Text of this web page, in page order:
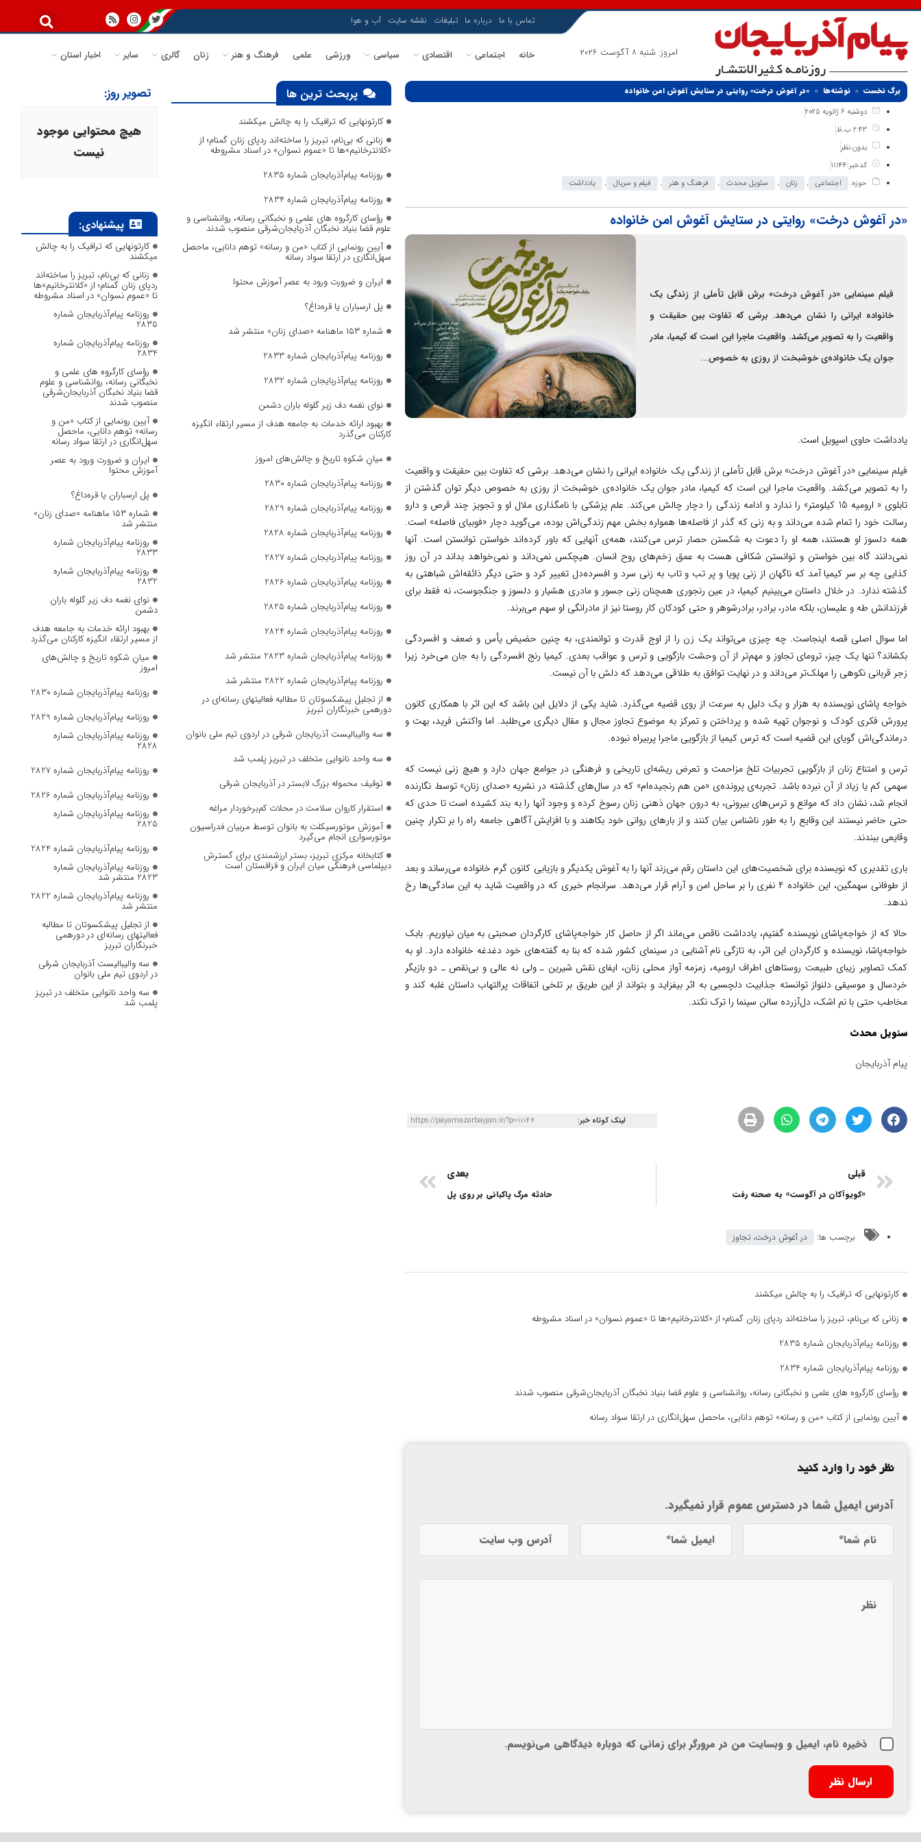
امروز: شنبه 8 آگوست 2026
تماس با ما درباره ما تبلیغات نقشه سایت آب و هوا
خانه اجتماعی اقتصادی سیاسی ورزشی علمی فرهنگ و هنر زنان گالری سایر اخبار استان
برگ نخست نوشته‌ها
«در آغوش درخت» روایتی در ستایش آغوش امن خانواده
دوشنبه 6 ژانویه 2025
2:43 ب.ظ
بدون نظر
کدخبر:11144
حوزه:
اجتماعی , زنان , سئویل محدث , فرهنگ و هنر , فیلم و سریال , یادداشت
«در آغوش درخت» روایتی در ستایش آغوش امن خانواده
فیلم سینمایی «در آغوش درخت» برش قابل تأملی از زندگی یک
خانواده ایرانی را نشان می‌دهد. برشی که تفاوت بین حقیقت و
واقعیت را به تصویر می‌کشد. واقعیت ماجرا این است که کیمیا، مادر
جوان یک خانواده‌ی خوشبخت از روزی به خصوص...
یادداشت حاوی اسپویل است.
فیلم سینمایی «در آغوش درخت» برش قابل تأملی از زندگی یک خانواده ایرانی را نشان می‌دهد. برشی که تفاوت بین حقیقت و واقعیت
را به تصویر می‌کشد. واقعیت ماجرا این است که کیمیا، مادر جوان یک خانواده‌ی خوشبخت از روزی به خصوص دیگر توان گذشتن از
تابلوی « ارومیه 15 کیلومتر» را ندارد و ادامه زندگی را دچار چالش می‌کند. علم پزشکی با نامگذاری ملال او و تجویز چند قرص و دارو
رسالت خود را تمام شده می‌داند و به زنی که گذر از فاصله‌ها همواره بخش مهم زندگی‌اش بوده، می‌گوید دچار «فوبیای فاصله» است.
همه دلسوز او هستند، همه او را دعوت به شکستن حصار ترس می‌کنند، همه‌ی آنهایی که باور کرده‌اند خواستن توانستن است. آنها
نمی‌دانند گاه بین خواستن و توانستن شکافی هست به عمق زخم‌های روح انسان. هیچکس نمی‌داند و نمی‌خواهد بداند در آن روز
کذایی چه بر سر کیمیا آمد که ناگهان از زنی پویا و پر تب و تاب به زنی سرد و افسرده‌دل تغییر کرد و حتی دیگر ذائقه‌اش شباهتی به
گذشته ندارد. در خلال داستان می‌بینیم کیمیا، در عین رنجوری همچنان زنی جسور و مادری هشیار و دلسوز و جنگجوست، نه فقط برای
فرزندانش طه و علیسان، بلکه مادر، برادر، برادرشوهر و حتی کودکان کار روستا نیز از مادرانگی او سهم می‌برند.
اما سوال اصلی قصه اینجاست. چه چیزی می‌تواند یک زن را از اوج قدرت و توانمندی، به چنین حضیض یأس و ضعف و افسردگی
بکشاند؟ تنها یک چیز، ترومای تجاوز و مهم‌تر از آن وحشت بازگویی و ترس و عواقب بعدی. کیمیا رنج افسردگی را به جان می‌خرد زیرا
زجر قربانی نکوهی را مهلک‌تر می‌داند و در نهایت توافق به طلاقی می‌دهد که دلش با آن نیست.
خواجه پاشای نویسنده به هزار و یک دلیل به سرعت از روی قضیه می‌گذرد. شاید یکی از دلایل این باشد که این اثر با همکاری کانون
پرورش فکری کودک و نوجوان تهیه شده و پرداختن و تمرکز به موضوع تجاوز مجال و مقال دیگری می‌طلبد. اما واکنش فرید، بهت و
درماندگی‌اش گویای این قضیه است که ترس کیمیا از بازگویی ماجرا پربیراه نبوده.
ترس و امتناع زنان از بازگویی تجربیات تلخ مزاحمت و تعرض ریشه‌ای تاریخی و فرهنگی در جوامع جهان دارد و هیچ زنی نیست که
سهمی کم یا زیاد از آن نبرده باشد. تجربه‌ی پرونده‌ی «من هم رنجیده‌ام» که در سال‌های گذشته در نشریه «صدای زنان» توسط نگارنده
انجام شد، نشان داد که موانع و ترس‌های بیرونی، به درون جهان ذهنی زنان رسوخ کرده و وجود آنها را به بند کشیده است تا حدی که
حتی حاضر نیستند این وقایع را به طور ناشناس بیان کنند و از بارهای روانی خود بکاهند و با افزایش آگاهی جامعه راه را بر تکرار چنین
وقایعی ببندند.
باری تقدیری که نویسنده برای شخصیت‌های این داستان رقم می‌زند آنها را به آغوش یکدیگر و بازیابی کانون گرم خانواده می‌رساند و بعد
از طوفانی سهمگین، این خانواده 4 نفری را بر ساحل امن و آرام قرار می‌دهد. سرانجام خیری که در واقعیت شاید به این سادگی‌ها رخ
ندهد.
حالا که از خواجه‌پاشای نویسنده گفتیم، یادداشت ناقص می‌ماند اگر از حاصل کار خواجه‌پاشای کارگردان صحبتی به میان نیاوریم. بابک
خواجه‌پاشا، نویسنده و کارگردان این اثر، به تازگی نام آشنایی در سینمای کشور شده که بنا به گفته‌های خود دغدغه خانواده دارد. او به
کمک تصاویر زیبای طبیعت روستاهای اطراف ارومیه، زمزمه آواز محلی زنان، ایفای نقش شیرین ـ ولی نه عالی و بی‌نقص ـ دو بازیگر
خردسال و موسیقی دلنواز توانسته جذابیت دلچسبی به اثر بیفزاید و بتواند از این طریق بر تلخی اتفاقات پرالتهاب داستان غلبه کند و
مخاطب حتی با نم اشک، دل‌آزرده سالن سینما را ترک نکند.
سئویل محدث
پیام آذربایجان
لینک کوتاه خبر: https://payamazarbayjan.ir/?p=11144
قبلی
«کویوآکان در آگوست» به صحنه رفت
بعدی
حادثه‌ مرگ پاکبانی بر روی پل
برچسب ها: در آغوش درخت، تجاوز
کارتونهایی که ترافیک را به چالش میکشند
زنانی که بی‌نام، تبریز را ساخته‌اند ردپای زنان گمنام؛ از «کلانترخانیم»ها تا «عموم نسوان» در اسناد مشروطه
روزنامه پیام‌آذربایجان شماره 2835
روزنامه پیام‌آذربایجان شماره 2834
رؤسای کارگروه های علمی و نخبگانی رسانه، روانشناسی و علوم قضا بنیاد نخبگان آذربایجان‌شرقی منصوب شدند
آیین رونمایی از کتاب «من و رسانه» توهم دانایی، ماحصل سهل‌انگاری در ارتقا سواد رسانه
نظر خود را وارد کنید
آدرس ایمیل شما در دسترس عموم قرار نمیگیرد.
ذخیره نام، ایمیل و وبسایت من در مرورگر برای زمانی که دوباره دیدگاهی می‌نویسم.
پربحث ترین ها
کارتونهایی که ترافیک را به چالش میکشند
زنانی که بی‌نام، تبریز را ساخته‌اند ردپای زنان گمنام؛ از
«کلانترخانیم»ها تا «عموم نسوان» در اسناد مشروطه
روزنامه پیام‌آذربایجان شماره 2835
روزنامه پیام‌آذربایجان شماره 2834
رؤسای کارگروه های علمی و نخبگانی رسانه، روانشناسی و
علوم قضا بنیاد نخبگان آذربایجان‌شرقی منصوب شدند
آیین رونمایی از کتاب «من و رسانه» توهم دانایی، ماحصل
سهل‌انگاری در ارتقا سواد رسانه
ایران و ضرورت ورود به عصر آموزش محتوا
پل ارسباران یا قره‌داغ؟
شماره ۱۵۳ ماهنامه «صدای زنان» منتشر شد
روزنامه پیام‌آذربایجان شماره 2833
روزنامه پیام‌آذربایجان شماره 2832
نوای نغمه دف زیر گلوله باران دشمن
بهبود ارائه خدمات به جامعه هدف از مسیر ارتقاء انگیزه
کارکنان می‌گذرد
میانِ شکوهِ تاریخ و چالش‌های امروز
روزنامه پیام‌آذربایجان شماره 2830
روزنامه پیام‌آذربایجان شماره 2829
روزنامه پیام‌آذربایجان شماره 2828
روزنامه پیام‌آذربایجان شماره 2827
روزنامه پیام‌آذربایجان شماره 2826
روزنامه پیام‌آذربایجان شماره 2825
روزنامه پیام‌آذربایجان شماره 2824
روزنامه پیام‌آذربایجان شماره 2823 منتشر شد
روزنامه پیام‌آذربایجان شماره 2822 منتشر شد
از تجلیل پیشکسوتان تا مطالبه فعالیتهای رسانه‌ای در
دورهمی خبرنگاران تبریز
سه والیبالیست آذربایجان‌ شرقی در اردوی تیم ملی بانوان
سه واحد نانوایی متخلف در تبریز پلمب شد
توقیف محموله بزرگ لابستر در آذربایجان شرقی
استقرار کاروان سلامت در محلات کم‌برخوردار مراغه
آموزش موتورسیکلت به بانوان توسط مربیان فدراسیون
موتورسواری انجام می‌گیرد
کتابخانه مرکزی تبریز، بستر ارزشمندی برای گسترش
دیپلماسی فرهنگی میان ایران و قزاقستان است
تصویر روز:
هیچ محتوایی موجود
نیست
پیشنهادی:
کارتونهایی که ترافیک را به چالش
میکشند
زنانی که بی‌نام، تبریز را ساخته‌اند
ردپای زنان گمنام؛ از «کلانترخانیم»ها
تا «عموم نسوان» در اسناد مشروطه
روزنامه پیام‌آذربایجان شماره
2835
روزنامه پیام‌آذربایجان شماره
2834
رؤسای کارگروه های علمی و
نخبگانی رسانه، روانشناسی و علوم
قضا بنیاد نخبگان آذربایجان‌شرقی
منصوب شدند
آیین رونمایی از کتاب «من و
رسانه» توهم دانایی، ماحصل
سهل‌انگاری در ارتقا سواد رسانه
ایران و ضرورت ورود به عصر
آموزش محتوا
پل ارسباران یا قره‌داغ؟
شماره ۱۵۳ ماهنامه «صدای زنان»
منتشر شد
روزنامه پیام‌آذربایجان شماره
2833
روزنامه پیام‌آذربایجان شماره
2832
نوای نغمه دف زیر گلوله باران
دشمن
بهبود ارائه خدمات به جامعه هدف
از مسیر ارتقاء انگیزه کارکنان می‌گذرد
میانِ شکوهِ تاریخ و چالش‌های
امروز
روزنامه پیام‌آذربایجان شماره 2830
روزنامه پیام‌آذربایجان شماره 2829
روزنامه پیام‌آذربایجان شماره
2828
روزنامه پیام‌آذربایجان شماره 2827
روزنامه پیام‌آذربایجان شماره 2826
روزنامه پیام‌آذربایجان شماره
2825
روزنامه پیام‌آذربایجان شماره 2824
روزنامه پیام‌آذربایجان شماره
2823 منتشر شد
روزنامه پیام‌آذربایجان شماره 2822
منتشر شد
از تجلیل پیشکسوتان تا مطالبه
فعالیتهای رسانه‌ای در دورهمی
خبرنگاران تبریز
سه والیبالیست آذربایجان‌ شرقی
در اردوی تیم ملی بانوان
سه واحد نانوایی متخلف در تبریز
پلمب شد